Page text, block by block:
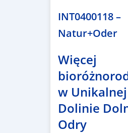
INT0400118 –
Natur+Oder
Więcej
w Unikalnej
Dolinie
Odry